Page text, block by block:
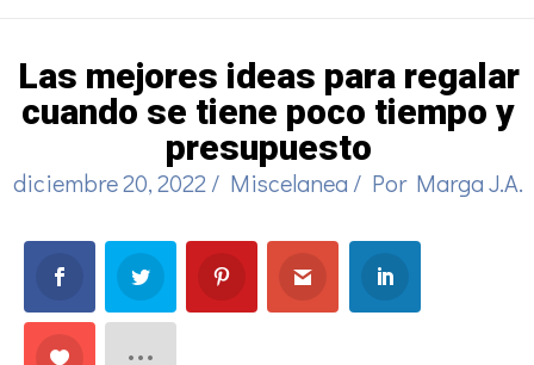
Las mejores ideas para regalar
cuando se tiene poco tiempo y
presupuesto
diciembre 20, 2022 / Miscelanea / Por Marga J.A.